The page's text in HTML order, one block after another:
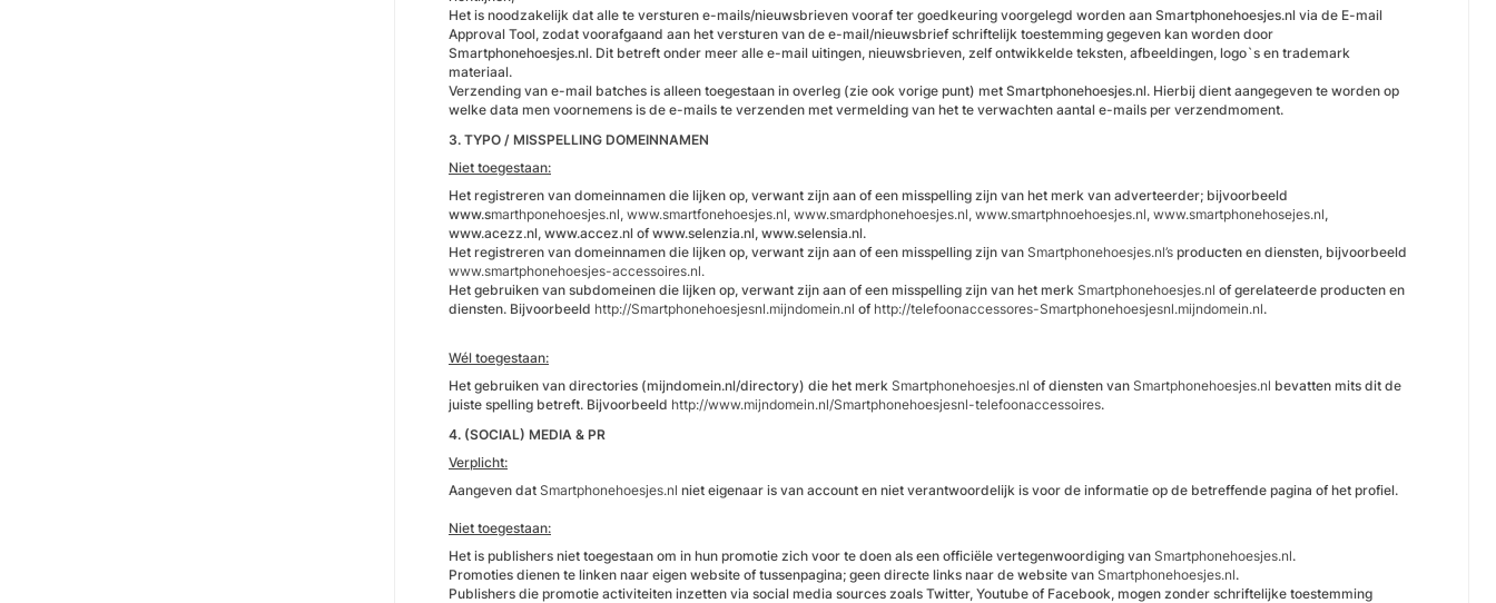
Het is noodzakelijk dat alle te versturen e-mails/nieuwsbrieven vooraf ter goedkeuring voorgelegd worden aan Smartphonehoesjes.nl via de E-mail
Approval Tool, zodat voorafgaand aan het versturen van de e-mail/nieuwsbrief schriftelijk toestemming gegeven kan worden door
Smartphonehoesjes.nl. Dit betreft onder meer alle e-mail uitingen, nieuwsbrieven, zelf ontwikkelde teksten, afbeeldingen, logo`s en trademark
materiaal.
Verzending van e-mail batches is alleen toegestaan in overleg (zie ook vorige punt) met Smartphonehoesjes.nl. Hierbij dient aangegeven te worden op
welke data men voornemens is de e-mails te verzenden met vermelding van het te verwachten aantal e-mails per verzendmoment.
3. TYPO / MISSPELLING DOMEINNAMEN
Niet toegestaan:
Het registreren van domeinnamen die lijken op, verwant zijn aan of een misspelling zijn van het merk van adverteerder; bijvoorbeeld
www.smarthponehoesjes.nl, www.smartfonehoesjes.nl, www.smardphonehoesjes.nl, www.smartphnoehoesjes.nl, www.smartphonehosejes.nl,
www.acezz.nl, www.accez.nl of www.selenzia.nl, www.selensia.nl.
Het registreren van domeinnamen die lijken op, verwant zijn aan of een misspelling zijn van Smartphonehoesjes.nl’s producten en diensten, bijvoorbeeld
www.smartphonehoesjes-accessoires.nl.
Het gebruiken van subdomeinen die lijken op, verwant zijn aan of een misspelling zijn van het merk Smartphonehoesjes.nl of gerelateerde producten en
diensten. Bijvoorbeeld http://Smartphonehoesjesnl.mijndomein.nl of http://telefoonaccessores-Smartphonehoesjesnl.mijndomein.nl.
Wél toegestaan:
Het gebruiken van directories (mijndomein.nl/directory) die het merk Smartphonehoesjes.nl of diensten van Smartphonehoesjes.nl bevatten mits dit de
juiste spelling betreft. Bijvoorbeeld http://www.mijndomein.nl/Smartphonehoesjesnl-telefoonaccessoires.
4. (SOCIAL) MEDIA & PR
Verplicht:
Aangeven dat Smartphonehoesjes.nl niet eigenaar is van account en niet verantwoordelijk is voor de informatie op de betreffende pagina of het profiel.
Niet toegestaan:
Het is publishers niet toegestaan om in hun promotie zich voor te doen als een officiële vertegenwoordiging van Smartphonehoesjes.nl.
Promoties dienen te linken naar eigen website of tussenpagina; geen directe links naar de website van Smartphonehoesjes.nl.
Publishers die promotie activiteiten inzetten via social media sources zoals Twitter, Youtube of Facebook, mogen zonder schriftelijke toestemming